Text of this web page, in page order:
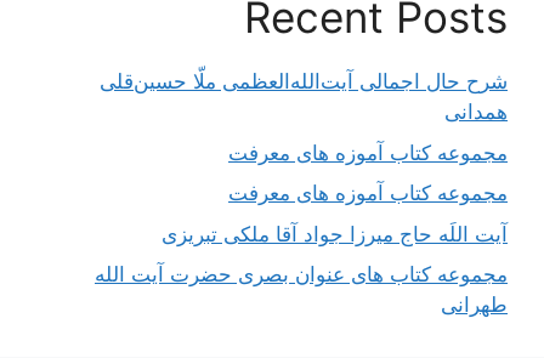
Recent Posts
شرح حال اجمالی آیت‌الله‌العظمی ملّا حسین‌قلی
همدانی
مجموعه کتاب آموزه های معرفت
مجموعه کتاب آموزه های معرفت
آیت اللَه حاج میرزا جواد آقا ملکی تبریزی
مجموعه کتاب های عنوان بصری حضرت آیت الله
طهرانی